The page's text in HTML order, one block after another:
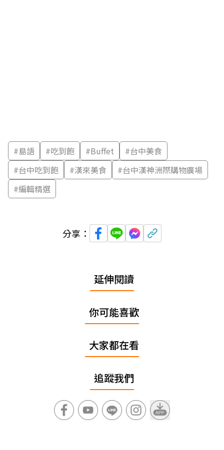
#島語 #吃到飽 #Buffet #台中美食
#台中吃到飽 #漢來美食 #台中漢神洲際購物廣場
#編輯精選
分享：
延伸閱讀
你可能喜歡
大家都在看
追蹤我們